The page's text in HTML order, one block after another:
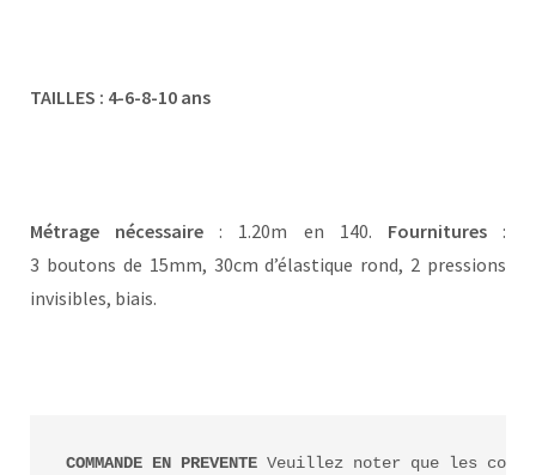
TAILLES : 4-6-8-10 ans
Métrage nécessaire : 1.20m en 140. Fournitures:
3 boutons de 15mm, 30cm d’élastique rond, 2 pressions
invisibles, biais.
COMMANDE EN PREVENTE Veuillez noter que les